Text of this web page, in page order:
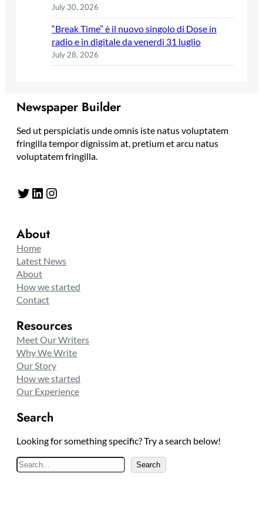
July 30, 2026
“Break Time” è il nuovo singolo di Dose in
radio e in digitale da venerdì 31 luglio
July 28, 2026
Newspaper Builder
Sed ut perspiciatis unde omnis iste natus voluptatem
fringilla tempor dignissim at, pretium et arcu natus
voluptatem fringilla.
Twitter LinkedIn Instagram
About
Home
Latest News
About
How we started
Contact
Resources
Meet Our Writers
Why We Write
Our Story
How we started
Our Experience
Search
Looking for something specific? Try a search below!
S
e
Search